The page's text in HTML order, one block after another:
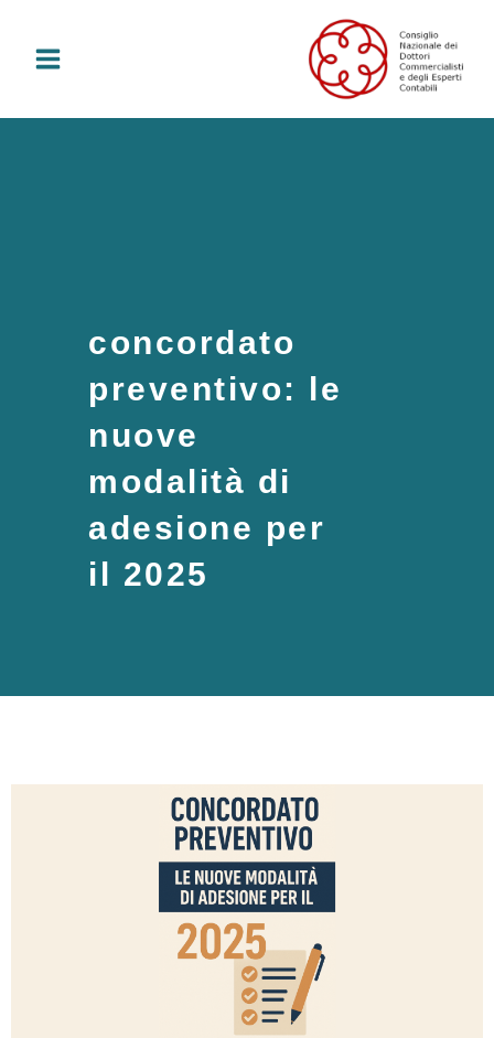
contenuto
concordato
preventivo: le
nuove
modalità di
adesione per
il 2025